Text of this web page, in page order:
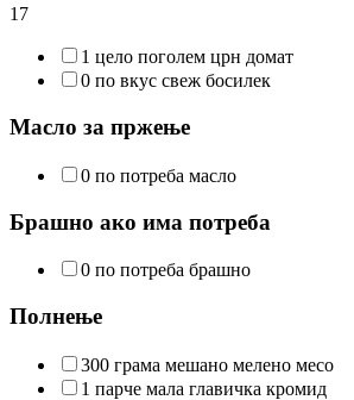
17
1 цело поголем црн домат
0 по вкус свеж босилек
Масло за пржење
0 по потреба масло
Брашно ако има потреба
0 по потреба брашно
Полнење
300 грама мешано мелено месо
1 парче мала главичка кромид